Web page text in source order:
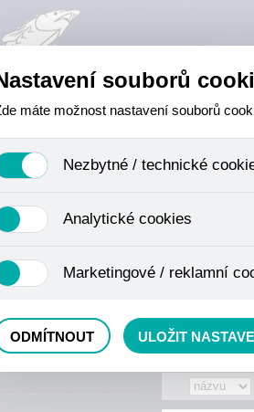
VÝPRODEJ
SORTIMENT
souborů
máte možnost nastavení souborů
Nezbytné / technické
mimo jiné k ukládání produktů v
není zapotřebí Váš souhlas a není možné jej
Analytické cookies
o osobní údaje, protože
odkazy, prohlížené zboží apod.
Marketingové / reklamní
ODMÍTNOUT ULOŽIT